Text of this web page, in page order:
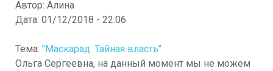
Автор: Алина
Дата: 01/12/2018 - 22:06
Тема: "Маскарад. Тайная власть"
Ольга Сергеевна, на данный момент мы не можем